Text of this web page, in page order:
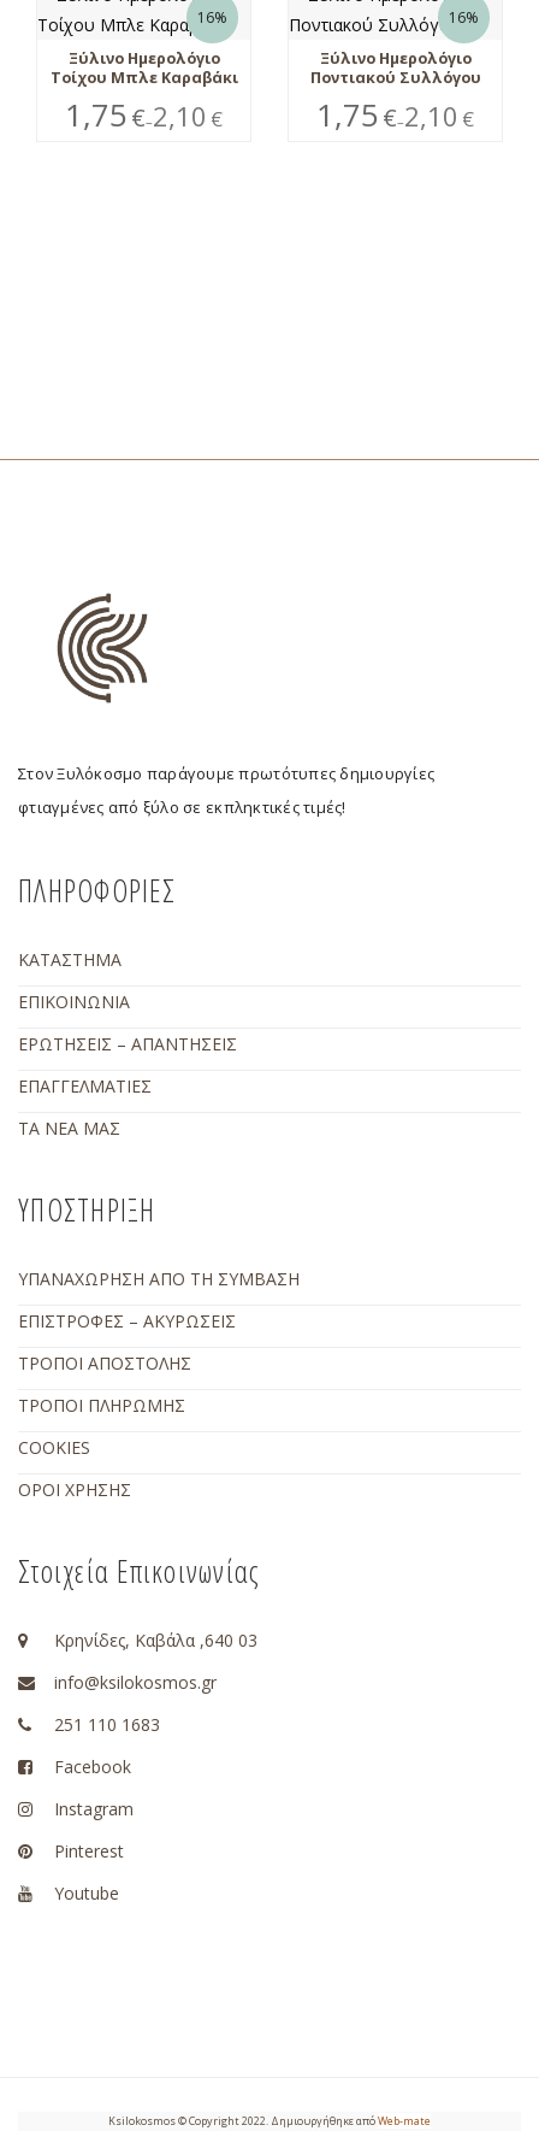
16%
Ξύλινο Ημερολόγιο
Τοίχου Μπλε Καραβάκι
1,75 €–2,10 €
16%
Ξύλινο Ημερολόγιο
Ποντιακού Συλλόγου
1,75 €–2,10 €
Στον Ξυλόκοσμο παράγουμε πρωτότυπες δημιουργίες
φτιαγμένες από ξύλο σε εκπληκτικές τιμές!
ΠΛΗΡΟΦΟΡΙΕΣ
ΚΑΤΑΣΤΗΜΑ
ΕΠΙΚΟΙΝΩΝΙΑ
ΕΡΩΤΗΣΕΙΣ – ΑΠΑΝΤΗΣΕΙΣ
ΕΠΑΓΓΕΛΜΑΤΙΕΣ
ΤΑ ΝΕΑ ΜΑΣ
ΥΠΟΣΤΗΡΙΞΗ
ΥΠΑΝΑΧΩΡΗΣΗ ΑΠΟ ΤΗ ΣΥΜΒΑΣΗ
ΕΠΙΣΤΡΟΦΕΣ – ΑΚΥΡΩΣΕΙΣ
ΤΡΟΠΟΙ ΑΠΟΣΤΟΛΗΣ
ΤΡΟΠΟΙ ΠΛΗΡΩΜΗΣ
COOKIES
ΟΡΟΙ ΧΡΗΣΗΣ
Στοιχεία Επικοινωνίας
Κρηνίδες, Καβάλα ,640 03
info@ksilokosmos.gr
251 110 1683
Facebook
Instagram
Pinterest
Youtube
Ksilokosmos © Copyright 2022. Δημιουργήθηκε απόWeb-mate